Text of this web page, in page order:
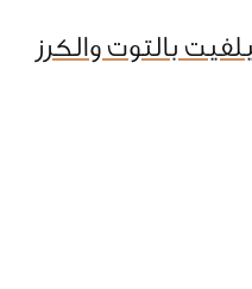
بالتوت والكرز